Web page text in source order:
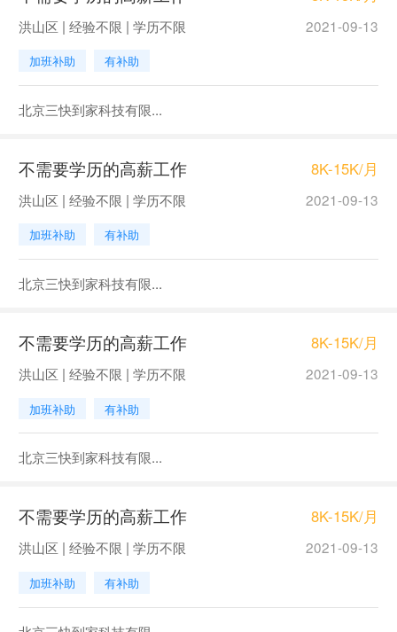
洪山区 | 经验不限 | 学历不限 2021-09-13
加班补助 有补助
北京三快到家科技有限...
不需要学历的高薪工作 8K-15K/月
洪山区 | 经验不限 | 学历不限 2021-09-13
加班补助 有补助
北京三快到家科技有限...
不需要学历的高薪工作 8K-15K/月
洪山区 | 经验不限 | 学历不限 2021-09-13
加班补助 有补助
北京三快到家科技有限...
不需要学历的高薪工作 8K-15K/月
洪山区 | 经验不限 | 学历不限 2021-09-13
加班补助 有补助